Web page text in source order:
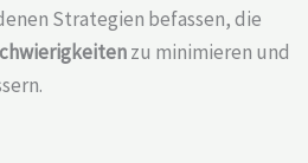
Strategien befassen, die
zu minimieren und